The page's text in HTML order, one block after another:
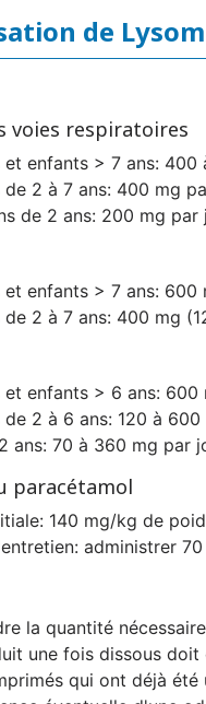
de
voies respiratoires
et enfants > 7 ans:
de 2 à 7 ans: 400 mg
de 2 ans: 200 mg
et enfants > 7 ans: 600
de 2 à 7 ans: 400 mg
et enfants > 6 ans: 600
de 2 à 6 ans: 120 à
ans: 70 à 360 mg par
paracétamol
140 mg/kg de
administrer
la quantité
une fois dissous
qui ont déjà